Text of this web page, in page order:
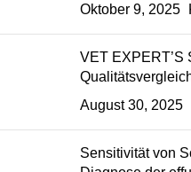
Oktober 9, 2025
VET EXPERT’S
August 30, 2025
Sensitivität von